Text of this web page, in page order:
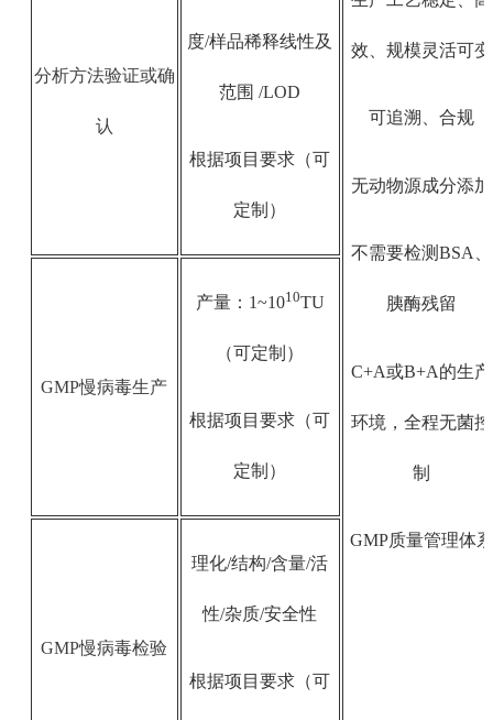
效、规模灵活可变
可追溯、合规
无动物源成分添加
不需要检测BSA、
胰酶残留
C+A或B+A的生产
环境，全程无菌控
制
GMP质量管理体系
分析方法验证或确
认
度/样品稀释线性及
范围 /LOD
根据项目要求（可
定制）
GMP慢病毒生产
产量：1~1010TU
（可定制）
根据项目要求（可
定制）
GMP慢病毒检验
理化/结构/含量/活
性/杂质/安全性
根据项目要求（可